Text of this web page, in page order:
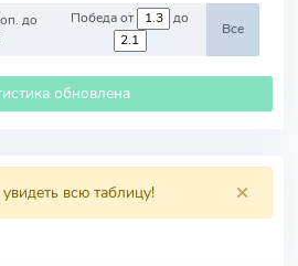
до
Победа от до
Все
обновлена
×
всю таблицу!